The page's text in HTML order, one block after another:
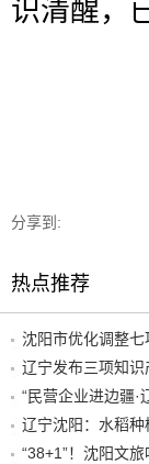
识清醒，
分享到:
热点推荐
沈阳市优化调整
辽宁发布三项知识
“民营企业进边疆·
辽宁沈阳：水稻种